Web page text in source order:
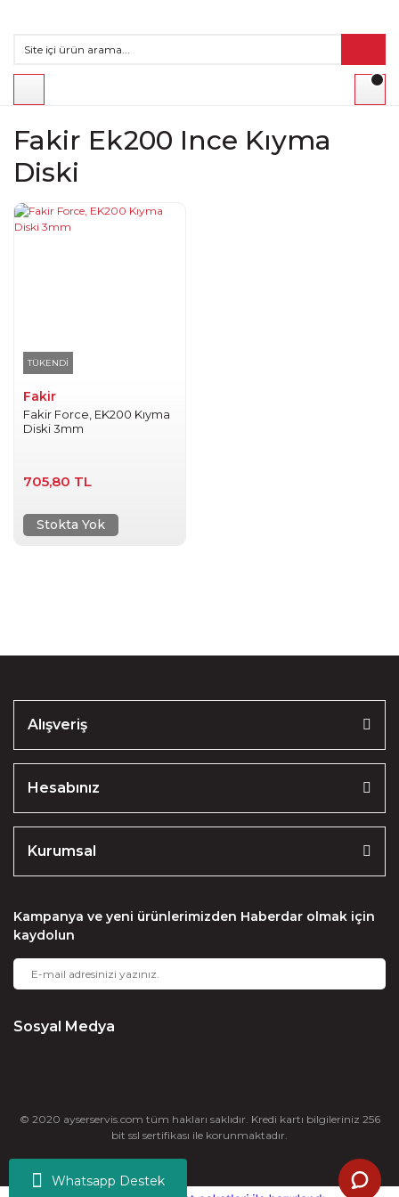
Whatsapp Destek
Fakir Ek200 Ince Kıyma
Diski
TÜKENDİ
Fakir
Fakir Force, EK200 Kıyma
Diski 3mm
705,80 TL
Stokta Yok
Alışveriş
Hesabınız
Kurumsal
Kampanya ve yeni ürünlerimizden Haberdar olmak için
kaydolun
Sosyal Medya
© 2020 ayserservis.com tüm hakları saklıdır. Kredi kartı bilgileriniz 256
bit ssl sertifikası ile korunmaktadır.